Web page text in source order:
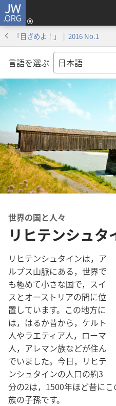
JW.ORG
「目ざめよ！」 | 2016 No.1
言語を選ぶ
世界の国と人々
リヒテンシュタ
リヒテンシュタインは，ア
ルプス山脈にある，世界で
も極めて小さな国で，スイ
スとオーストリアの間に位
置しています。この地方に
は，はるか昔から，ケルト
人やラエティア人，ローマ
人，アレマン族などが住ん
でいました。今日，リヒテ
ンシュタインの人口の約3
分の2は，1500年ほど昔に
族の子孫です。